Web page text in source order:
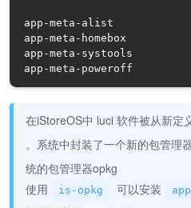
app-meta-alist
app-meta-homebox
app-meta-systools
app-meta-poweroff
在iStoreOS中 luci 软件被从新定
。系统中封装了一个新的包管理
统的包管理器opkg
使用
is-opkg 可以安装